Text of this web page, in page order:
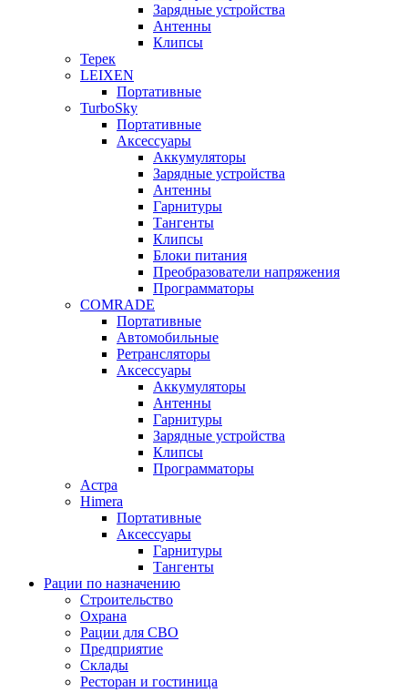
Зарядные устройства
Антенны
Клипсы
Терек
LEIXEN
Портативные
TurboSky
Портативные
Аксессуары
Аккумуляторы
Зарядные устройства
Антенны
Гарнитуры
Тангенты
Клипсы
Блоки питания
Преобразователи напряжения
Программаторы
COMRADE
Портативные
Автомобильные
Ретрансляторы
Аксессуары
Аккумуляторы
Антенны
Гарнитуры
Зарядные устройства
Клипсы
Программаторы
Астра
Himera
Портативные
Аксессуары
Гарнитуры
Тангенты
Рации по назначению
Строительство
Охрана
Рации для СВО
Предприятие
Склады
Ресторан и гостиница